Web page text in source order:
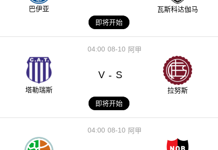
巴伊亚
瓦斯科达伽马
即将开始
08-10
04:00 阿甲
塔勒瑞斯
V - S
拉努斯
即将开始
08-10
04:00 阿甲